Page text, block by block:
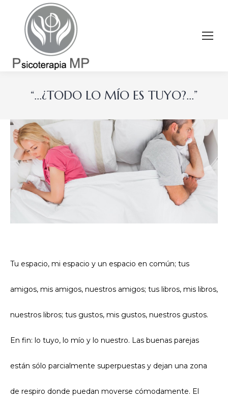
“…¿TODO LO MÍO ES TUYO?…”
Tu espacio, mi espacio y un espacio en común; tus
amigos, mis amigos, nuestros amigos; tus libros, mis libros,
nuestros libros; tus gustos, mis gustos, nuestros gustos.
En fin: lo tuyo, lo mío y lo nuestro. Las buenas parejas
están sólo parcialmente superpuestas y dejan una zona
de respiro donde puedan moverse cómodamente. El